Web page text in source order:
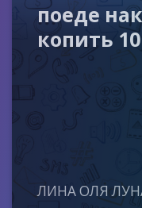
поеде
копить
ЛИНА ОЛЯ